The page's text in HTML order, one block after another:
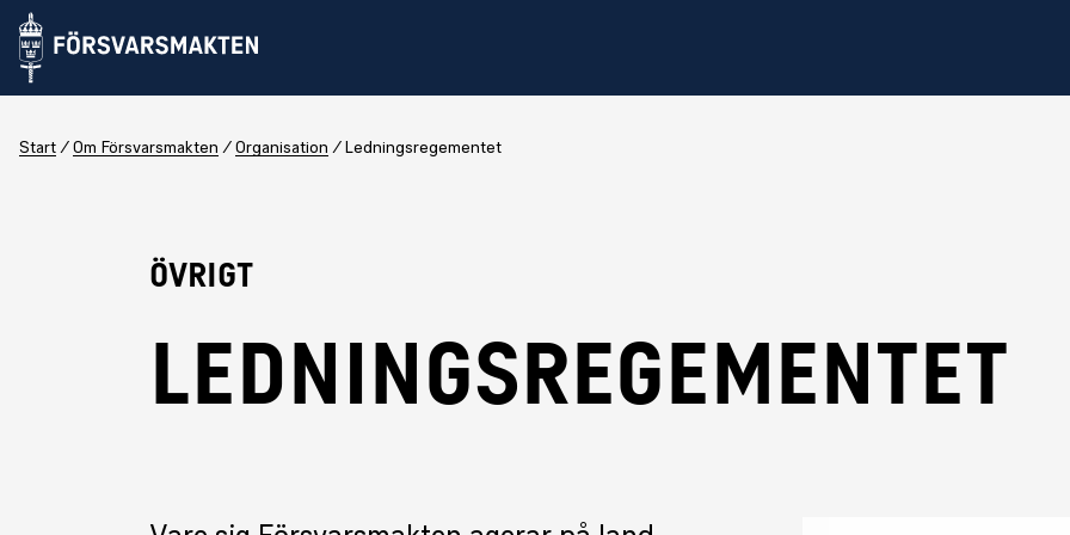
Start Om Försvarsmakten Organisation Ledningsregementet
Övrigt
LEDNINGSREGEMENTET